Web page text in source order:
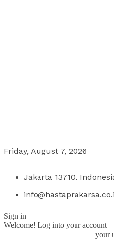
Friday, August 7, 2026
Jakarta 13710,
Sign in
Welcome! Log into your account
your